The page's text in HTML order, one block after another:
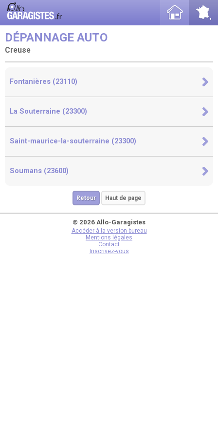
DÉPANNAGE AUTO
Creuse
Fontanières (23110)
La Souterraine (23300)
Saint-maurice-la-souterraine (23300)
Soumans (23600)
Retour Haut de page
© 2026 Allo-Garagistes
Accéder à la version bureau
Mentions légales
Contact
Inscrivez-vous